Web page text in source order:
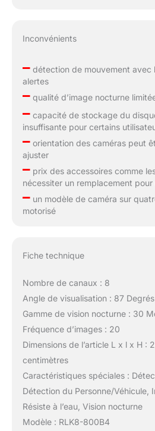
Inconvénients
–détection de mouvement avec
alertes
–qualité d’image nocturne
–capacité de stockage du
insuffisante pour certains
–orientation des caméras peut
ajuster
–prix des accessoires comme
nécessiter un remplacement
–un modèle de caméra sur
motorisé
Fiche technique
Nombre de canaux : 8
Angle de visualisation : 87 Degrés
Gamme de vision nocturne : 30
Fréquence d’images : 20
Dimensions de l’article L x l x H :
centimètres
Caractéristiques spéciales :
Détection du Personne/Véhicule,
Résiste à l’eau, Vision nocturne
Modèle : RLK8-800B4